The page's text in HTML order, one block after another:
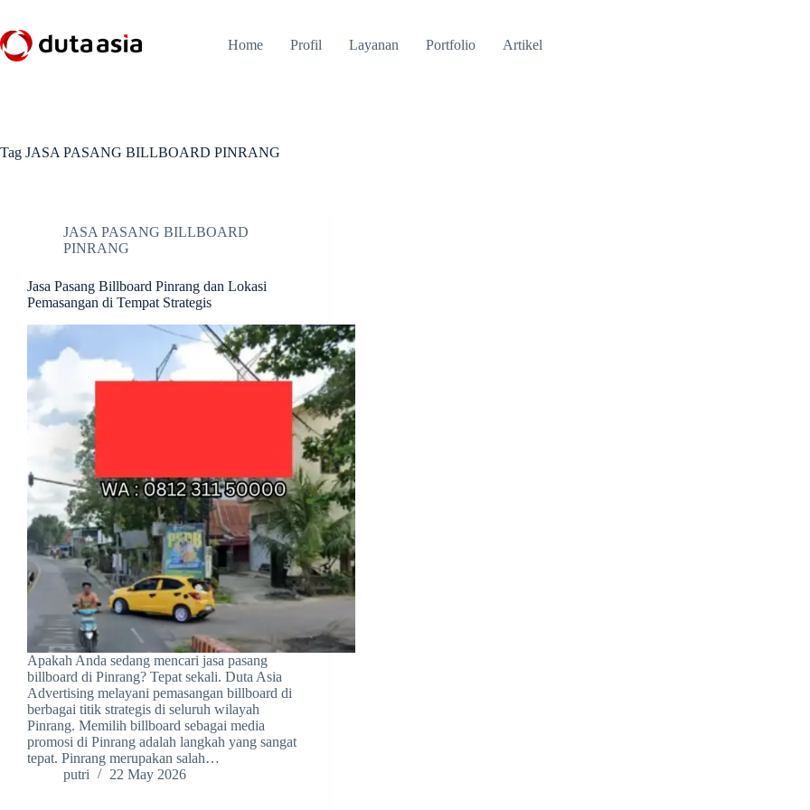
content
Home Profil Layanan Portfolio Artikel
Tag JASA PASANG BILLBOARD PINRANG
JASA PASANG BILLBOARD
PINRANG
Jasa Pasang Billboard Pinrang dan Lokasi
Pemasangan di Tempat Strategis
Apakah Anda sedang mencari jasa pasang
billboard di Pinrang? Tepat sekali. Duta Asia
Advertising melayani pemasangan billboard di
berbagai titik strategis di seluruh wilayah
Pinrang. Memilih billboard sebagai media
promosi di Pinrang adalah langkah yang sangat
tepat. Pinrang merupakan salah…
putri
22 May 2026